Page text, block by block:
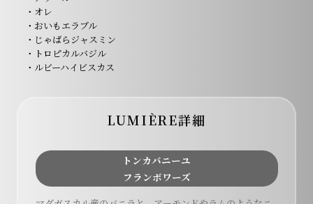
・オレ
・おいもエラブル
・じゃばらジャスミン
・トロピカルバジル
・ルビーハイビスカス
LUMIÈRE詳細
トンカバニーユ
フランボワーズ